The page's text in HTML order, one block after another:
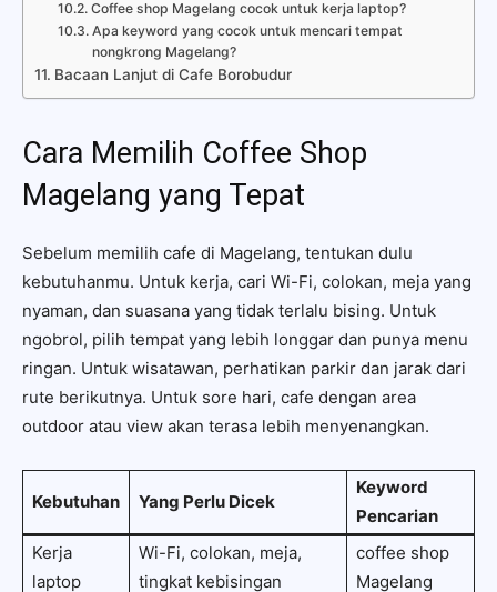
Coffee shop Magelang cocok untuk kerja laptop?
Apa keyword yang cocok untuk mencari tempat
nongkrong Magelang?
Bacaan Lanjut di Cafe Borobudur
Cara Memilih Coffee Shop
Magelang yang Tepat
Sebelum memilih cafe di Magelang, tentukan dulu
kebutuhanmu. Untuk kerja, cari Wi-Fi, colokan, meja yang
nyaman, dan suasana yang tidak terlalu bising. Untuk
ngobrol, pilih tempat yang lebih longgar dan punya menu
ringan. Untuk wisatawan, perhatikan parkir dan jarak dari
rute berikutnya. Untuk sore hari, cafe dengan area
outdoor atau view akan terasa lebih menyenangkan.
Kebutuhan Yang Perlu Dicek
Keyword
Pencarian
Kerja
laptop
Wi-Fi, colokan, meja,
tingkat kebisingan
coffee shop
Magelang